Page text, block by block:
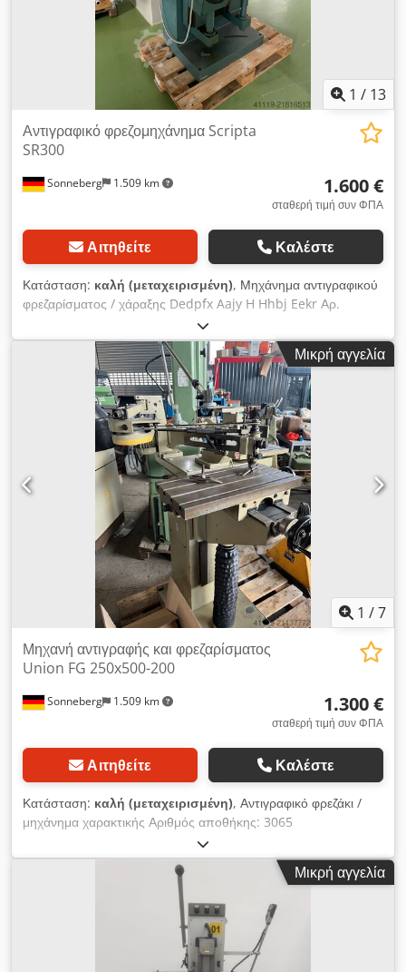
1 / 13
Sonneberg 1.509 km
Αντιγραφικό φρεζομηχάνημα Scripta
SR300
1.600 €
σταθερή τιμή συν ΦΠΑ
Αιτηθείτε Καλέστε
Κατάσταση: καλή (μεταχειρισμένη), Μηχάνημα αντιγραφικού
φρεζαρίσματος / χάραξης Dedpfx Aajy H Hhbj Eekr Αρ.
αποθήκης: 3098 Κατασκευαστής: Scripta Αριθμός
μηχανήματος: Τύπος / Μοντέλο: SR 300 Διαδρομές x-y-z: mm
Τραπέζι πρότυπου / Εργαζόμενο τραπέζι: 600 x 400 // 600 x
250 mm Εύρος στροφών: 700 έως 18.000 σ.α.λ., συνεχώς
ρυθμιζόμενο Μετάδοση: 1 : 1,33 έως 1 : 10 Εξοπλισμός /
αξεσουάρ: Σετ γραμμάτων, διάφορα (βλ. φωτογραφίες)
Απαιτούμενη ισχύς: kW Κατάσταση: καλή Βάρος: 0,7 τ
Μικρή αγγελία
1 /7
Sonneberg 1.509 km
Μηχανή αντιγραφής και φρεζαρίσματος
Union FG 250x500-200
1.300 €
σταθερή τιμή συν ΦΠΑ
Αιτηθείτε Καλέστε
Κατάσταση: καλή (μεταχειρισμένη), Αντιγραφικό φρεζάκι /
μηχάνημα χαρακτικής Αριθμός αποθήκης: 3065
Κατασκευαστής: WMW Union Gera Αριθμός μηχανήματος:
11020 Τύπος / Μοντέλο: FG 250x500-200 Διαδρομές x-y-z:
280 - 200 - 315 mm Τραπέζι προτύπων / τραπέζι εργασίας:
380 x 380 // 500 x 250 mm Εύρος στροφών: 2.500 έως
20.000 στροφές/λεπτό Εξοπλισμός / παρελκόμενα: Σετ
γραμματοσειρών Απαιτούμενη ισχύς: 0,25 kW Κατάσταση:
καλή Βάρος: 0,37 τόνους Dsdpfx Aaeygcnps Eskr Εμβαδόν
Μικρή αγγελία